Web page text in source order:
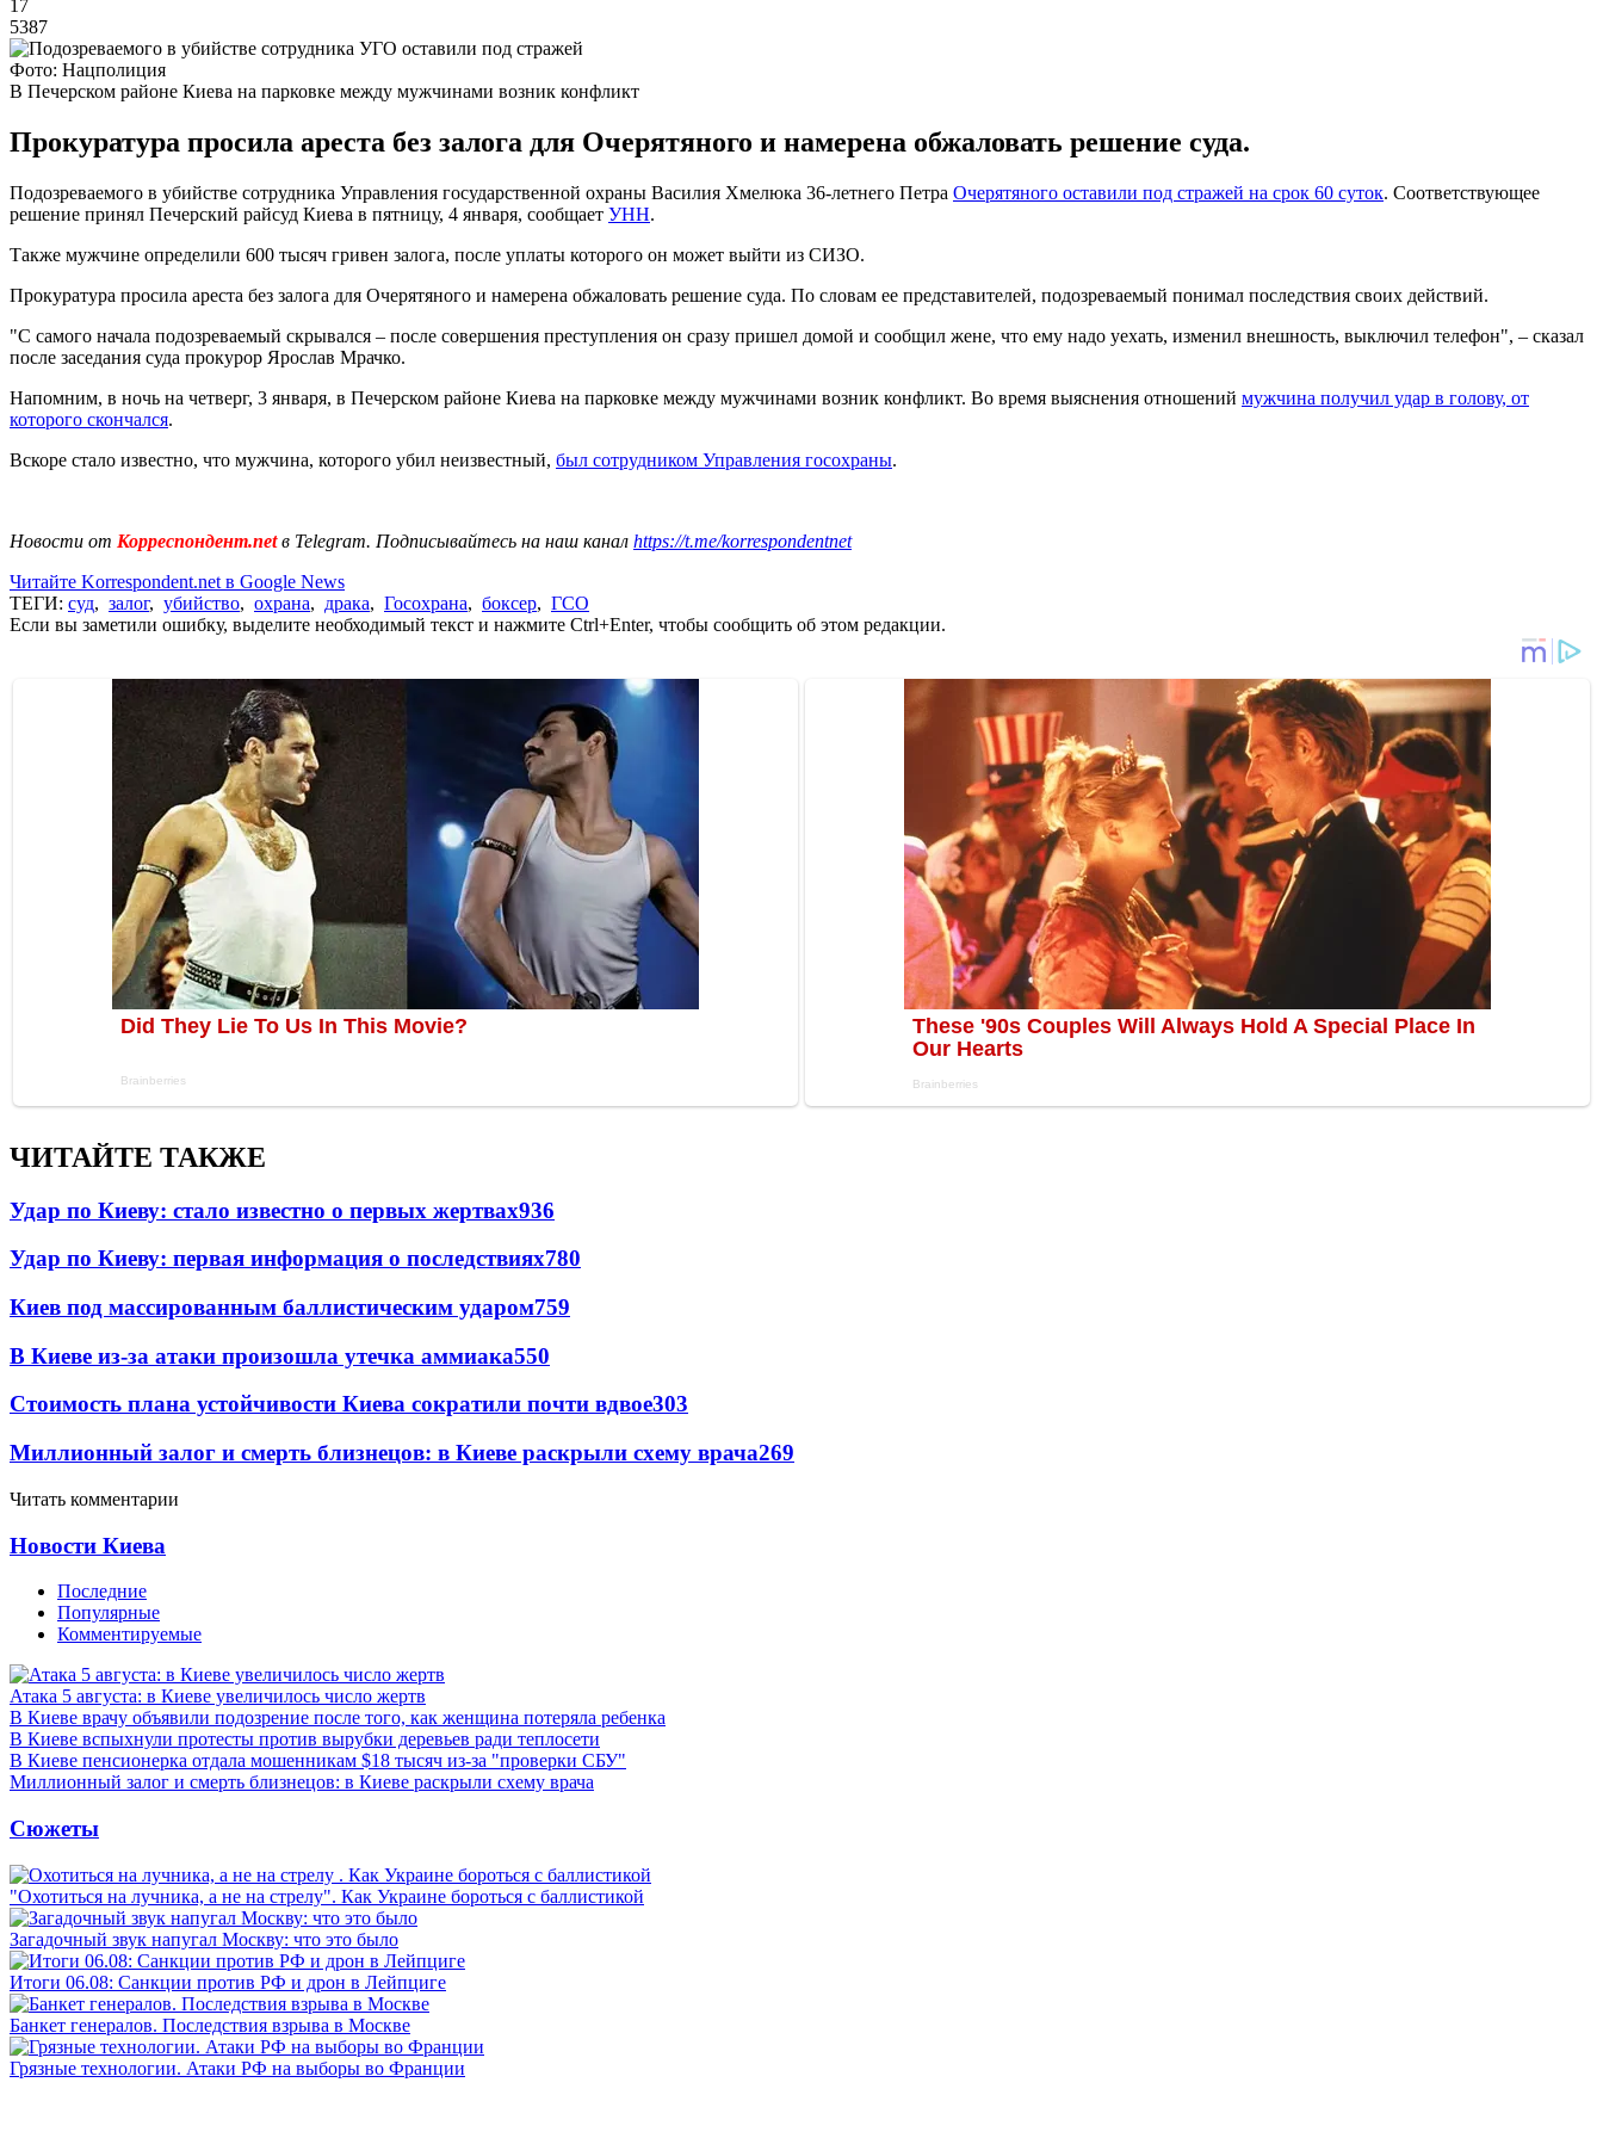
17
5387
Фото: Нацполиция
В Печерском районе Киева на парковке между мужчинами возник конфликт
Прокуратура просила ареста без залога для Очерятяного и намерена обжаловать решение суда.
Подозреваемого в убийстве сотрудника Управления государственной охраны Василия Хмелюка 36-летнего Петра Очерятяного оставили под стражей на срок 60 суток. Соответствующее
решение принял Печерский райсуд Киева в пятницу, 4 января, сообщает УНН.
Также мужчине определили 600 тысяч гривен залога, после уплаты которого он может выйти из СИЗО.
Прокуратура просила ареста без залога для Очерятяного и намерена обжаловать решение суда. По словам ее представителей, подозреваемый понимал последствия своих действий.
"С самого начала подозреваемый скрывался – после совершения преступления он сразу пришел домой и сообщил жене, что ему надо уехать, изменил внешность, выключил телефон", – сказал
после заседания суда прокурор Ярослав Мрачко.
Напомним, в ночь на четверг, 3 января, в Печерском районе Киева на парковке между мужчинами возник конфликт. Во время выяснения отношений мужчина получил удар в голову, от
которого скончался.
Вскоре стало известно, что мужчина, которого убил неизвестный, был сотрудником Управления госохраны.
Новости от Корреспондент.netв Telegram. Подписывайтесь на наш канал https://t.me/korrespondentnet
Читайте Korrespondent.net в Google News
ТЕГИ: суд, залог, убийство, охрана, драка, Госохрана, боксер, ГСО
Если вы заметили ошибку, выделите необходимый текст и нажмите Ctrl+Enter, чтобы сообщить об этом редакции.
ЧИТАЙТЕ ТАКЖЕ
Удар по Киеву: стало известно о первых жертвах936
Удар по Киеву: первая информация о последствиях780
Киев под массированным баллистическим ударом759
В Киеве из-за атаки произошла утечка аммиака550
Стоимость плана устойчивости Киева сократили почти вдвое303
Миллионный залог и смерть близнецов: в Киеве раскрыли схему врача269
Читать комментарии
Новости Киева
Последние
Популярные
Комментируемые
Атака 5 августа: в Киеве увеличилось число жертв
В Киеве врачу объявили подозрение после того, как женщина потеряла ребенка
В Киеве вспыхнули протесты против вырубки деревьев ради теплосети
В Киеве пенсионерка отдала мошенникам $18 тысяч из-за "проверки СБУ"
Миллионный залог и смерть близнецов: в Киеве раскрыли схему врача
Сюжеты
"Охотиться на лучника, а не на стрелу". Как Украине бороться с баллистикой
Загадочный звук напугал Москву: что это было
Итоги 06.08: Санкции против РФ и дрон в Лейпциге
Банкет генералов. Последствия взрыва в Москве
Грязные технологии. Атаки РФ на выборы во Франции